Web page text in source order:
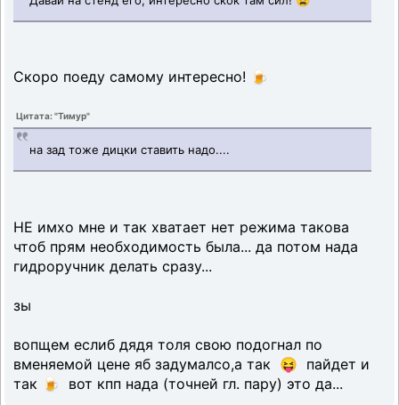
Скоро поеду самому интересно! 🍺
Цитата: "Тимур"
на зад тоже дицки ставить надо....
НЕ имхо мне и так хватает нет режима такова
чтоб прям необходимость была... да потом нада
гидроручник делать сразу...
зы
вопщем еслиб дядя толя свою подогнал по
вменяемой цене яб задумалсо,а так 😝 пайдет и
так 🍺 вот кпп нада (точней гл. пару) это да...